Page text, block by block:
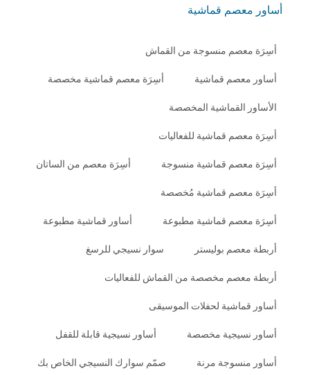
أساور معصم قماشية
أسِرَة معصم منسوجة من القماش
أساور معصم قماشية أسِرَة معصم قماشية مخصصة
الأساور القماشية المخصصة
أسِرَة معصم قماشية للفعاليات
أسِرَة معصم قماشية منسوجة أسِرَة معصم من الساتان
أسِرَة معصم قماشية مُخصصة
أسِرَة معصم قماشية مطبوعة أساور قماشية مطبوعة
أربطة معصم بوليستر سوار نسيجي للرسغ
أربطة معصم مخصصة من القماش للفعاليات
أساور قماشية لحفلات الموسيقى
أساور نسيجية مخصصة أساور نسيجية قابلة للقفل
أساور منسوجة مرنة صمّم سوارك النسيجي الخاص بك